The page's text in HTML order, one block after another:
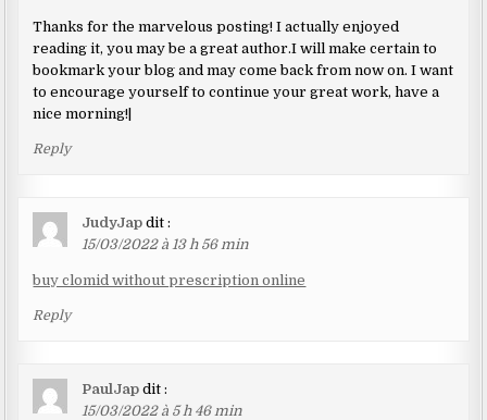
Thanks for the marvelous posting! I actually enjoyed
reading it, you may be a great author.I will make certain to
bookmark your blog and may come back from now on. I want
to encourage yourself to continue your great work, have a
nice morning!|
Reply
JudyJap dit :
15/03/2022 à 13 h 56 min
buy clomid without prescription online
Reply
PaulJap dit :
15/03/2022 à 5 h 46 min